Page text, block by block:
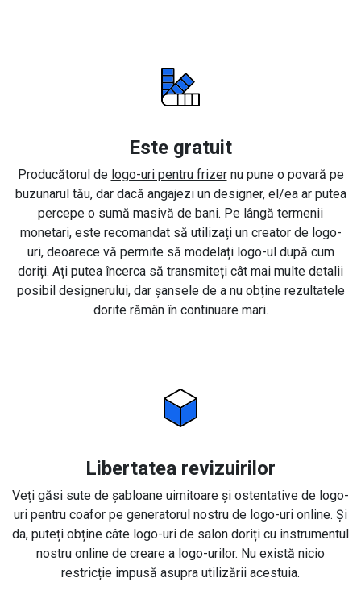
Este gratuit
Producătorul de logo-uri pentru frizernu pune o povară pe
buzunarul tău, dar dacă angajezi un designer, el/ea ar putea
percepe o sumă masivă de bani. Pe lângă termenii
monetari, este recomandat să utilizați un creator de logo-
uri, deoarece vă permite să modelați logo-ul după cum
doriți. Ați putea încerca să transmiteți cât mai multe detalii
posibil designerului, dar șansele de a nu obține rezultatele
dorite rămân în continuare mari.
Libertatea revizuirilor
Veți găsi sute de șabloane uimitoare și ostentative de logo-
uri pentru coafor pe generatorul nostru de logo-uri online. Și
da, puteți obține câte logo-uri de salon doriți cu instrumentul
nostru online de creare a logo-urilor. Nu există nicio
restricție impusă asupra utilizării acestuia.